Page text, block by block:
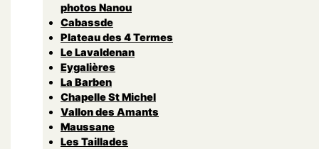
photos Nanou
Cabassde
Plateau des 4 Termes
Le Lavaldenan
Eygalières
La Barben
Chapelle St Michel
Vallon des Amants
Maussane
Les Taillades